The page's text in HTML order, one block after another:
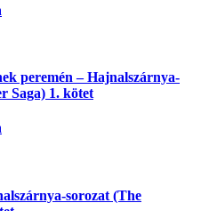
peremén – Hajnalszárnya-
Saga) 1. kötet
sorozat (The